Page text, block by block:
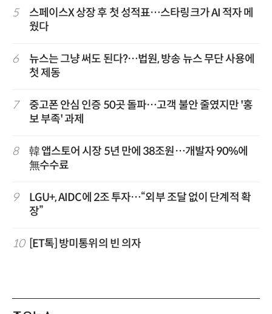
5
스페이스X 상장 후 첫 성적표…스타링크가 AI 적자 메
웠다
6
뉴스는 그냥 써도 된다?…법원, 방송 뉴스 무단 사용에
첫 제동
7
중고폰 안심 인증 50곳 돌파…고객 불안 줄였지만 '홍
보 부족' 과제
8
韓 앱스토어 시장 5년 만에 38조원…개발자 90%에
無수수료
9
LGU+, AIDC에 2조 투자…“외부 조달 없이 단계적 확
장”
10 [ET톡] 방미통위의 빈 의자